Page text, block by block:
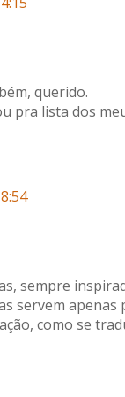
querido.
pra lista dos
sempre
servem
como se